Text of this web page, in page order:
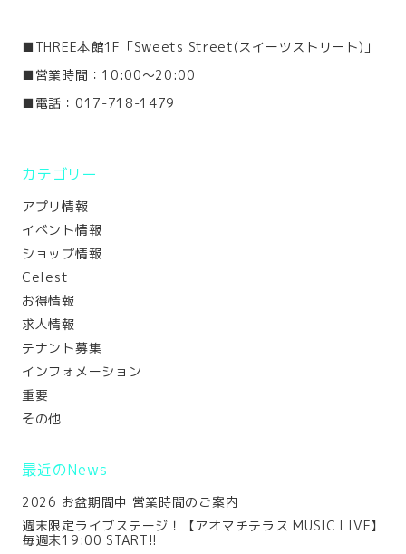
■THREE本館1F「Sweets Street(スイーツストリート)」
■営業時間：10:00～20:00
■電話：017-718-1479
カテゴリー
アプリ情報
イベント情報
ショップ情報
Celest
お得情報
求人情報
テナント募集
インフォメーション
重要
その他
最近のNews
2026 お盆期間中 営業時間のご案内
週末限定ライブステージ！【アオマチテラス MUSIC LIVE】
毎週末19:00 START!!